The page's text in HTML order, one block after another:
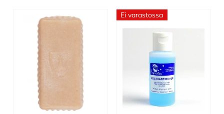
Ei varastossa